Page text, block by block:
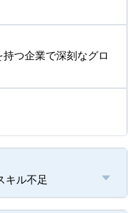
つ企業で深刻なグロ
キル不足